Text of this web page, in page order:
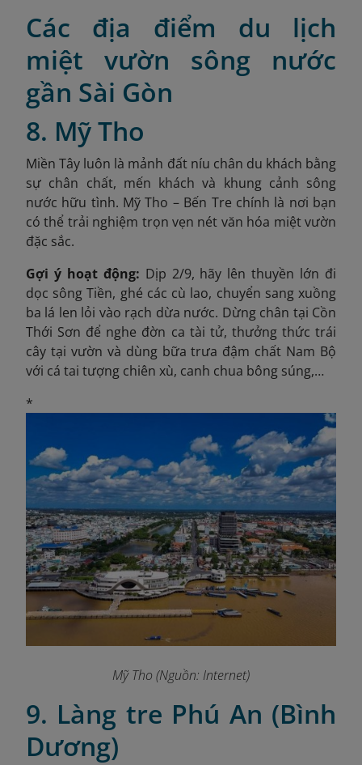
Các địa điểm du lịch
miệt vườn sông nước
gần Sài Gòn
8. Mỹ Tho
Miền Tây luôn là mảnh đất níu chân du khách bằng
sự chân chất, mến khách và khung cảnh sông
nước hữu tình. Mỹ Tho – Bến Tre chính là nơi bạn
có thể trải nghiệm trọn vẹn nét văn hóa miệt vườn
đặc sắc.
Gợi ý hoạt động: Dịp 2/9, hãy lên thuyền lớn đi
dọc sông Tiền, ghé các cù lao, chuyển sang xuồng
ba lá len lỏi vào rạch dừa nước. Dừng chân tại Cồn
Thới Sơn để nghe đờn ca tài tử, thưởng thức trái
cây tại vườn và dùng bữa trưa đậm chất Nam Bộ
với cá tai tượng chiên xù, canh chua bông súng,…
*
Mỹ Tho (Nguồn: Internet)
9. Làng tre Phú An (Bình
Dương)